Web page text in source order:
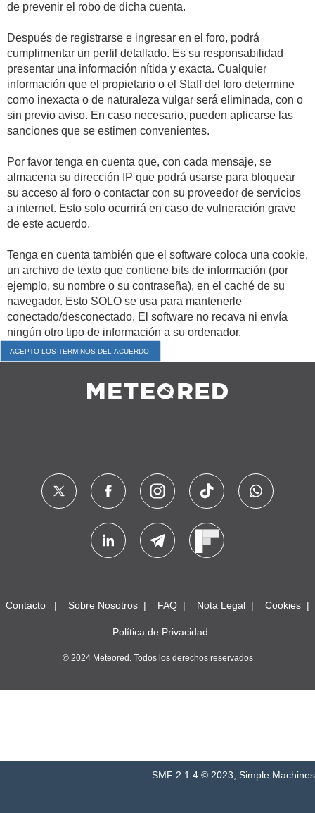
de prevenir el robo de dicha cuenta.
Después de registrarse e ingresar en el foro, podrá
cumplimentar un perfil detallado. Es su responsabilidad
presentar una información nítida y exacta. Cualquier
información que el propietario o el Staff del foro determine
como inexacta o de naturaleza vulgar será eliminada, con o
sin previo aviso. En caso necesario, pueden aplicarse las
sanciones que se estimen convenientes.
Por favor tenga en cuenta que, con cada mensaje, se
almacena su dirección IP que podrá usarse para bloquear
su acceso al foro o contactar con su proveedor de servicios
a internet. Esto solo ocurrirá en caso de vulneración grave
de este acuerdo.
Tenga en cuenta también que el software coloca una cookie,
un archivo de texto que contiene bits de información (por
ejemplo, su nombre o su contraseña), en el caché de su
navegador. Esto SOLO se usa para mantenerle
conectado/desconectado. El software no recava ni envía
ningún otro tipo de información a su ordenador.
Contacto Sobre Nosotros FAQ Nota Legal Cookies
Política de Privacidad
© 2024 Meteored. Todos los derechos reservados
SMF 2.1.4 © 2023 Simple Machines